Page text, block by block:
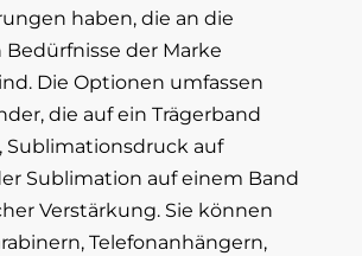
haben, die an die
Bedürfnisse der Marke
Die Optionen umfassen
die auf ein Trägerband
Sublimationsdruck auf
Sublimation auf einem Band
Verstärkung. Sie können
Telefonanhängern,